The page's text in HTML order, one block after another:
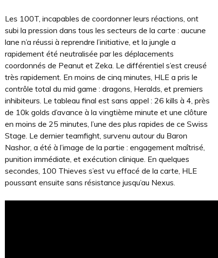
Les 100T, incapables de coordonner leurs réactions, ont
subi la pression dans tous les secteurs de la carte : aucune
lane n’a réussi à reprendre l’initiative, et la jungle a
rapidement été neutralisée par les déplacements
coordonnés de Peanut et Zeka. Le différentiel s’est creusé
très rapidement. En moins de cinq minutes, HLE a pris le
contrôle total du mid game : dragons, Heralds, et premiers
inhibiteurs. Le tableau final est sans appel : 26 kills à 4, près
de 10k golds d’avance à la vingtième minute et une clôture
en moins de 25 minutes, l’une des plus rapides de ce Swiss
Stage. Le dernier teamfight, survenu autour du Baron
Nashor, a été à l’image de la partie : engagement maîtrisé,
punition immédiate, et exécution clinique. En quelques
secondes, 100 Thieves s’est vu effacé de la carte, HLE
poussant ensuite sans résistance jusqu’au Nexus.